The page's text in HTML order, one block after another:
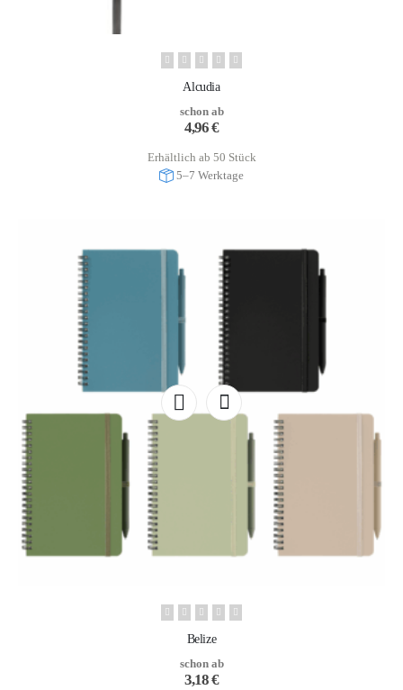
Alcudia
schon ab
4,96€
Erhältlich ab 50 Stück
5–7 Werktage
Belize
schon ab
3,18€